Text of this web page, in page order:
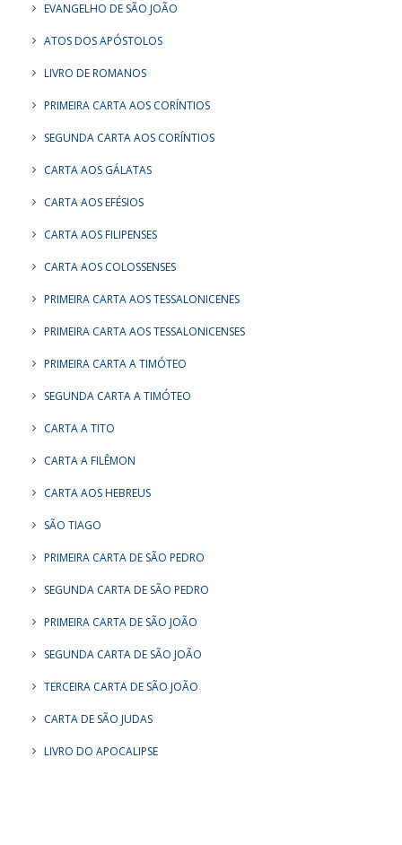
EVANGELHO DE SÃO JOÃO
ATOS DOS APÓSTOLOS
LIVRO DE ROMANOS
PRIMEIRA CARTA AOS CORÍNTIOS
SEGUNDA CARTA AOS CORÍNTIOS
CARTA AOS GÁLATAS
CARTA AOS EFÉSIOS
CARTA AOS FILIPENSES
CARTA AOS COLOSSENSES
PRIMEIRA CARTA AOS TESSALONICENES
PRIMEIRA CARTA AOS TESSALONICENSES
PRIMEIRA CARTA A TIMÓTEO
SEGUNDA CARTA A TIMÓTEO
CARTA A TITO
CARTA A FILÊMON
CARTA AOS HEBREUS
SÃO TIAGO
PRIMEIRA CARTA DE SÃO PEDRO
SEGUNDA CARTA DE SÃO PEDRO
PRIMEIRA CARTA DE SÃO JOÃO
SEGUNDA CARTA DE SÃO JOÃO
TERCEIRA CARTA DE SÃO JOÃO
CARTA DE SÃO JUDAS
LIVRO DO APOCALIPSE